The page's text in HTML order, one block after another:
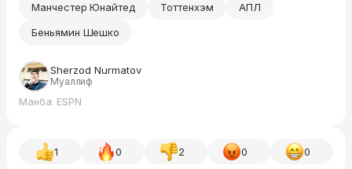
Манчестер Юнайтед Тоттенхэм
АПЛ
Беньямин Шешко
Sherzod Nurmatov
Муаллиф
Манба: ESPN
1 0 2 0 0